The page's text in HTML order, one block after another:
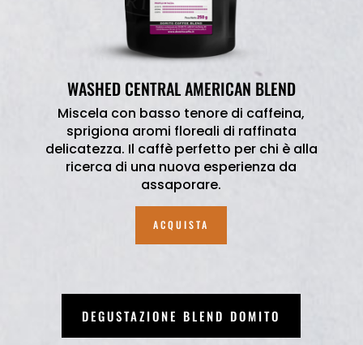
WASHED CENTRAL AMERICAN BLEND
Miscela con basso tenore di caffeina,
sprigiona aromi floreali di raffinata
delicatezza. Il caffè perfetto per chi è alla
ricerca di una nuova esperienza da
assaporare.
ACQUISTA
DEGUSTAZIONE BLEND DOMITO